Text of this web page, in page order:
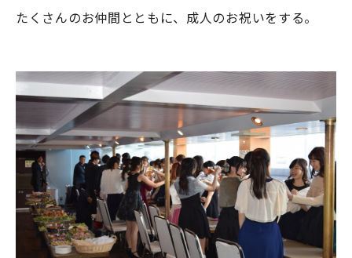
たくさんのお仲間とともに、成人のお祝いをする。